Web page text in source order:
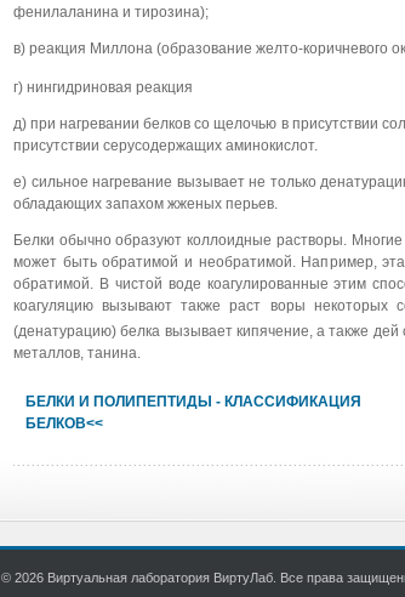
фенилаланина и тирозина);
в) реакция Миллона (образование желто-коричневого
г) нингидриновая реакция
д) при нагревании белков со щелочью в присутствии
присутствии серусодержащих аминокислот.
е) сильное нагревание вызывает не только
обладающих запахом жженых перьев.
Белки обычно образуют коллоидные растворы.
может быть обратимой и необратимой. Например,
обратимой. В чистой воде коагулированные этим
коагуляцию вызывают также раст воры некоторых
(денатурацию) белка вызывает кипячение, а также
металлов, танина.
БЕЛКИ И ПОЛИПЕПТИДЫ - КЛАССИФИКАЦИЯ
БЕЛКОВ<<
© 2026 Виртуальная лаборатория ВиртуЛаб. Все права